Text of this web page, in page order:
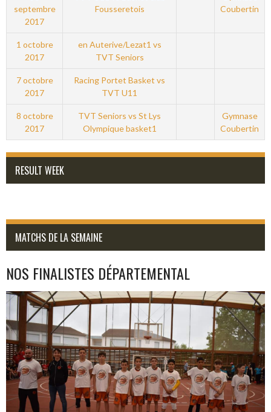
septembre
2017
Fousseretois
Coubertin
1 octobre
2017
en Auterive/Lezat1 vs
TVT Seniors
7 octobre
2017
Racing Portet Basket vs
TVT U11
8 octobre
2017
TVT Seniors vs St Lys
Olympique basket1
Gymnase
Coubertin
RESULT WEEK
MATCHS DE LA SEMAINE
NOS FINALISTES DÉPARTEMENTAL